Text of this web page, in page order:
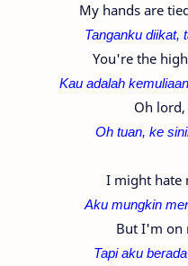
My hands are
Tanganku diikat,
You're the
Kau adalah
Oh
Oh tuan, ke
I might hate
Aku mungkin
But I'm on
Tapi aku